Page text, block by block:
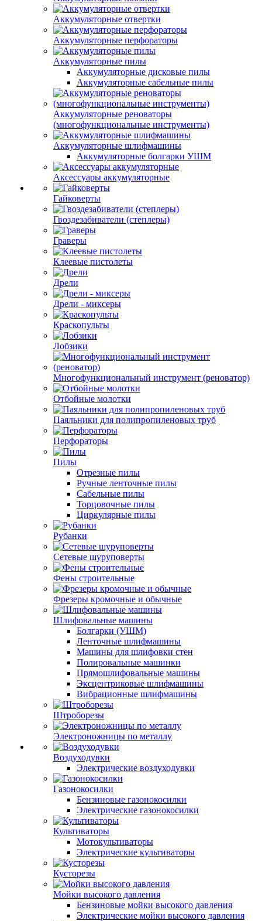
Аккумуляторные отвертки
Аккумуляторные перфораторы
Аккумуляторные пилы
Аккумуляторные дисковые пилы
Аккумуляторные сабельные пилы
Аккумуляторные реноваторы
(многофункциональные инструменты)
Аккумуляторные шлифмашины
Аккумуляторные болгарки УШМ
Аксессуары аккумуляторные
Гайковерты
Гвоздезабиватели (степлеры)
Граверы
Клеевые пистолеты
Дрели
Дрели - миксеры
Краскопульты
Лобзики
Многофункциональный инструмент (реноватор)
Отбойные молотки
Паяльники для полипропиленовых труб
Перфораторы
Пилы
Отрезные пилы
Ручные ленточные пилы
Сабельные пилы
Торцовочные пилы
Циркулярные пилы
Рубанки
Сетевые шуруповерты
Фены строительные
Фрезеры кромочные и обычные
Шлифовальные машины
Болгарки (УШМ)
Ленточные шлифмашины
Машины для шлифовки стен
Полировальные машинки
Прямошлифовальные машины
Эксцентриковые шлифмашины
Вибрационные шлифмашины
Штроборезы
Электроножницы по металлу
Воздуходувки
Электрические воздуходувки
Газонокосилки
Бензиновые газонокосилки
Электрические газонокосилки
Культиваторы
Мотокультиваторы
Электрические культиваторы
Кусторезы
Мойки высокого давления
Бензиновые мойки высокого давления
Электрические мойки высокого давления